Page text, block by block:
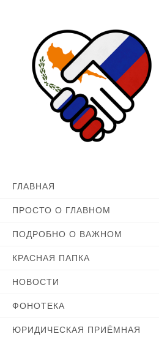
ГЛАВНАЯ
ПРОСТО О ГЛАВНОМ
ПОДРОБНО О ВАЖНОМ
КРАСНАЯ ПАПКА
НОВОСТИ
ФОНОТЕКА
ЮРИДИЧЕСКАЯ ПРИЁМНАЯ